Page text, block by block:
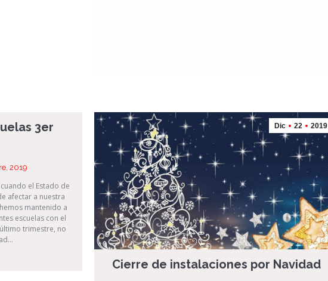
3er
2019
el Estado de
afectar a nuestra
mantenido a
escuelas con el
trimestre, no
Dic 22 2019
Cierre de instalaciones por Navidad